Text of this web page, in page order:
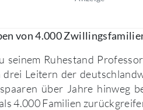
von 4.000
seinem Ruhestand
Leitern der
über Jahre hinweg
4.000 Familien